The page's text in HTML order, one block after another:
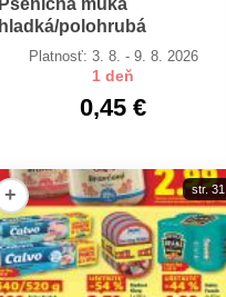
hladká/polohrubá
Platnosť: 3. 8. - 9. 8. 2026
1 deň
0,45 €
+ str. 31